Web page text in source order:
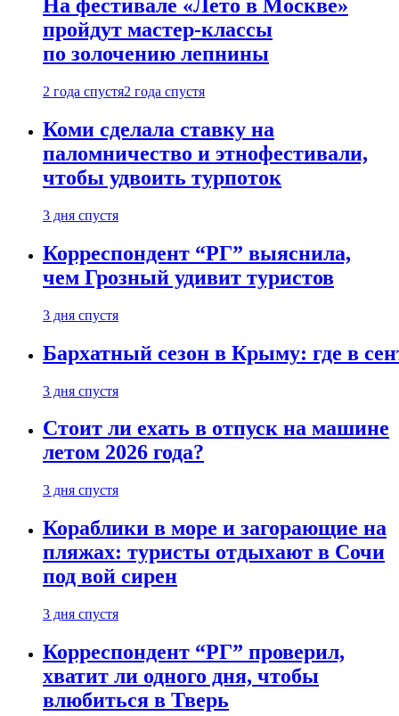
На фестивале «Лето в Москве»
пройдут мастер-классы
по золочению лепнины
2 года спустя2 года спустя
Коми сделала ставку на
паломничество и этнофестивали,
чтобы удвоить турпоток
3 дня спустя
Корреспондент “РГ” выяснила,
чем Грозный удивит туристов
3 дня спустя
Бархатный сезон в Крыму: где в
3 дня спустя
Стоит ли ехать в отпуск на машине
летом 2026 года?
3 дня спустя
Кораблики в море и загорающие на
пляжах: туристы отдыхают в Сочи
под вой сирен
3 дня спустя
Корреспондент “РГ” проверил,
хватит ли одного дня, чтобы
влюбиться в Тверь